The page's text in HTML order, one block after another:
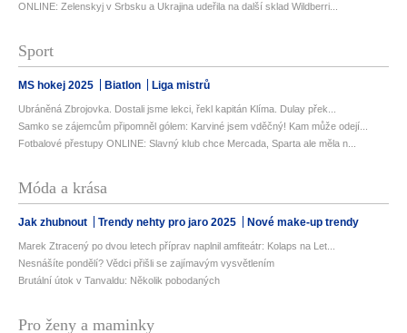
ONLINE: Zelenskyj v Srbsku a Ukrajina udeřila na další sklad Wildberri...
Sport
MS hokej 2025 Biatlon Liga mistrů
Ubráněná Zbrojovka. Dostali jsme lekci, řekl kapitán Klíma. Dulay přek...
Samko se zájemcům připomněl gólem: Karviné jsem vděčný! Kam může odejí...
Fotbalové přestupy ONLINE: Slavný klub chce Mercada, Sparta ale měla n...
Móda a krása
Jak zhubnout Trendy nehty pro jaro 2025 Nové make-up trendy
Marek Ztracený po dvou letech příprav naplnil amfiteátr: Kolaps na Let...
Nesnášíte pondělí? Vědci přišli se zajímavým vysvětlením
Brutální útok v Tanvaldu: Několik pobodaných
Pro ženy a maminky